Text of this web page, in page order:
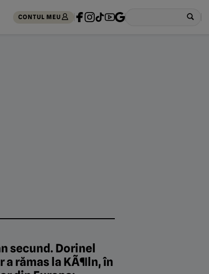
CONTUL MEU
secund. Dorinel
a rămas la KÃ¶ln, în